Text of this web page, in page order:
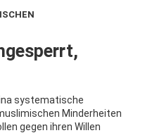
systematische
Minderheiten
gegen ihren Willen